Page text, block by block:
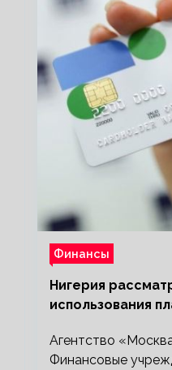
Финансы
Нигерия
использования
Агентство
Финансовые